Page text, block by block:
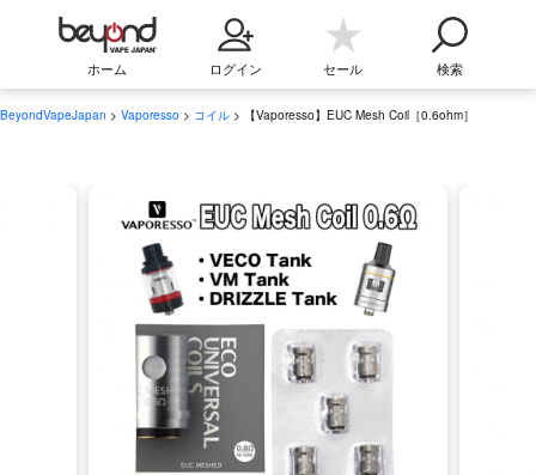
ホーム ログイン セール 検索
BeyondVapeJapan > Vaporesso > コイル > 【Vaporesso】EUC Mesh Coil［0.6ohm］